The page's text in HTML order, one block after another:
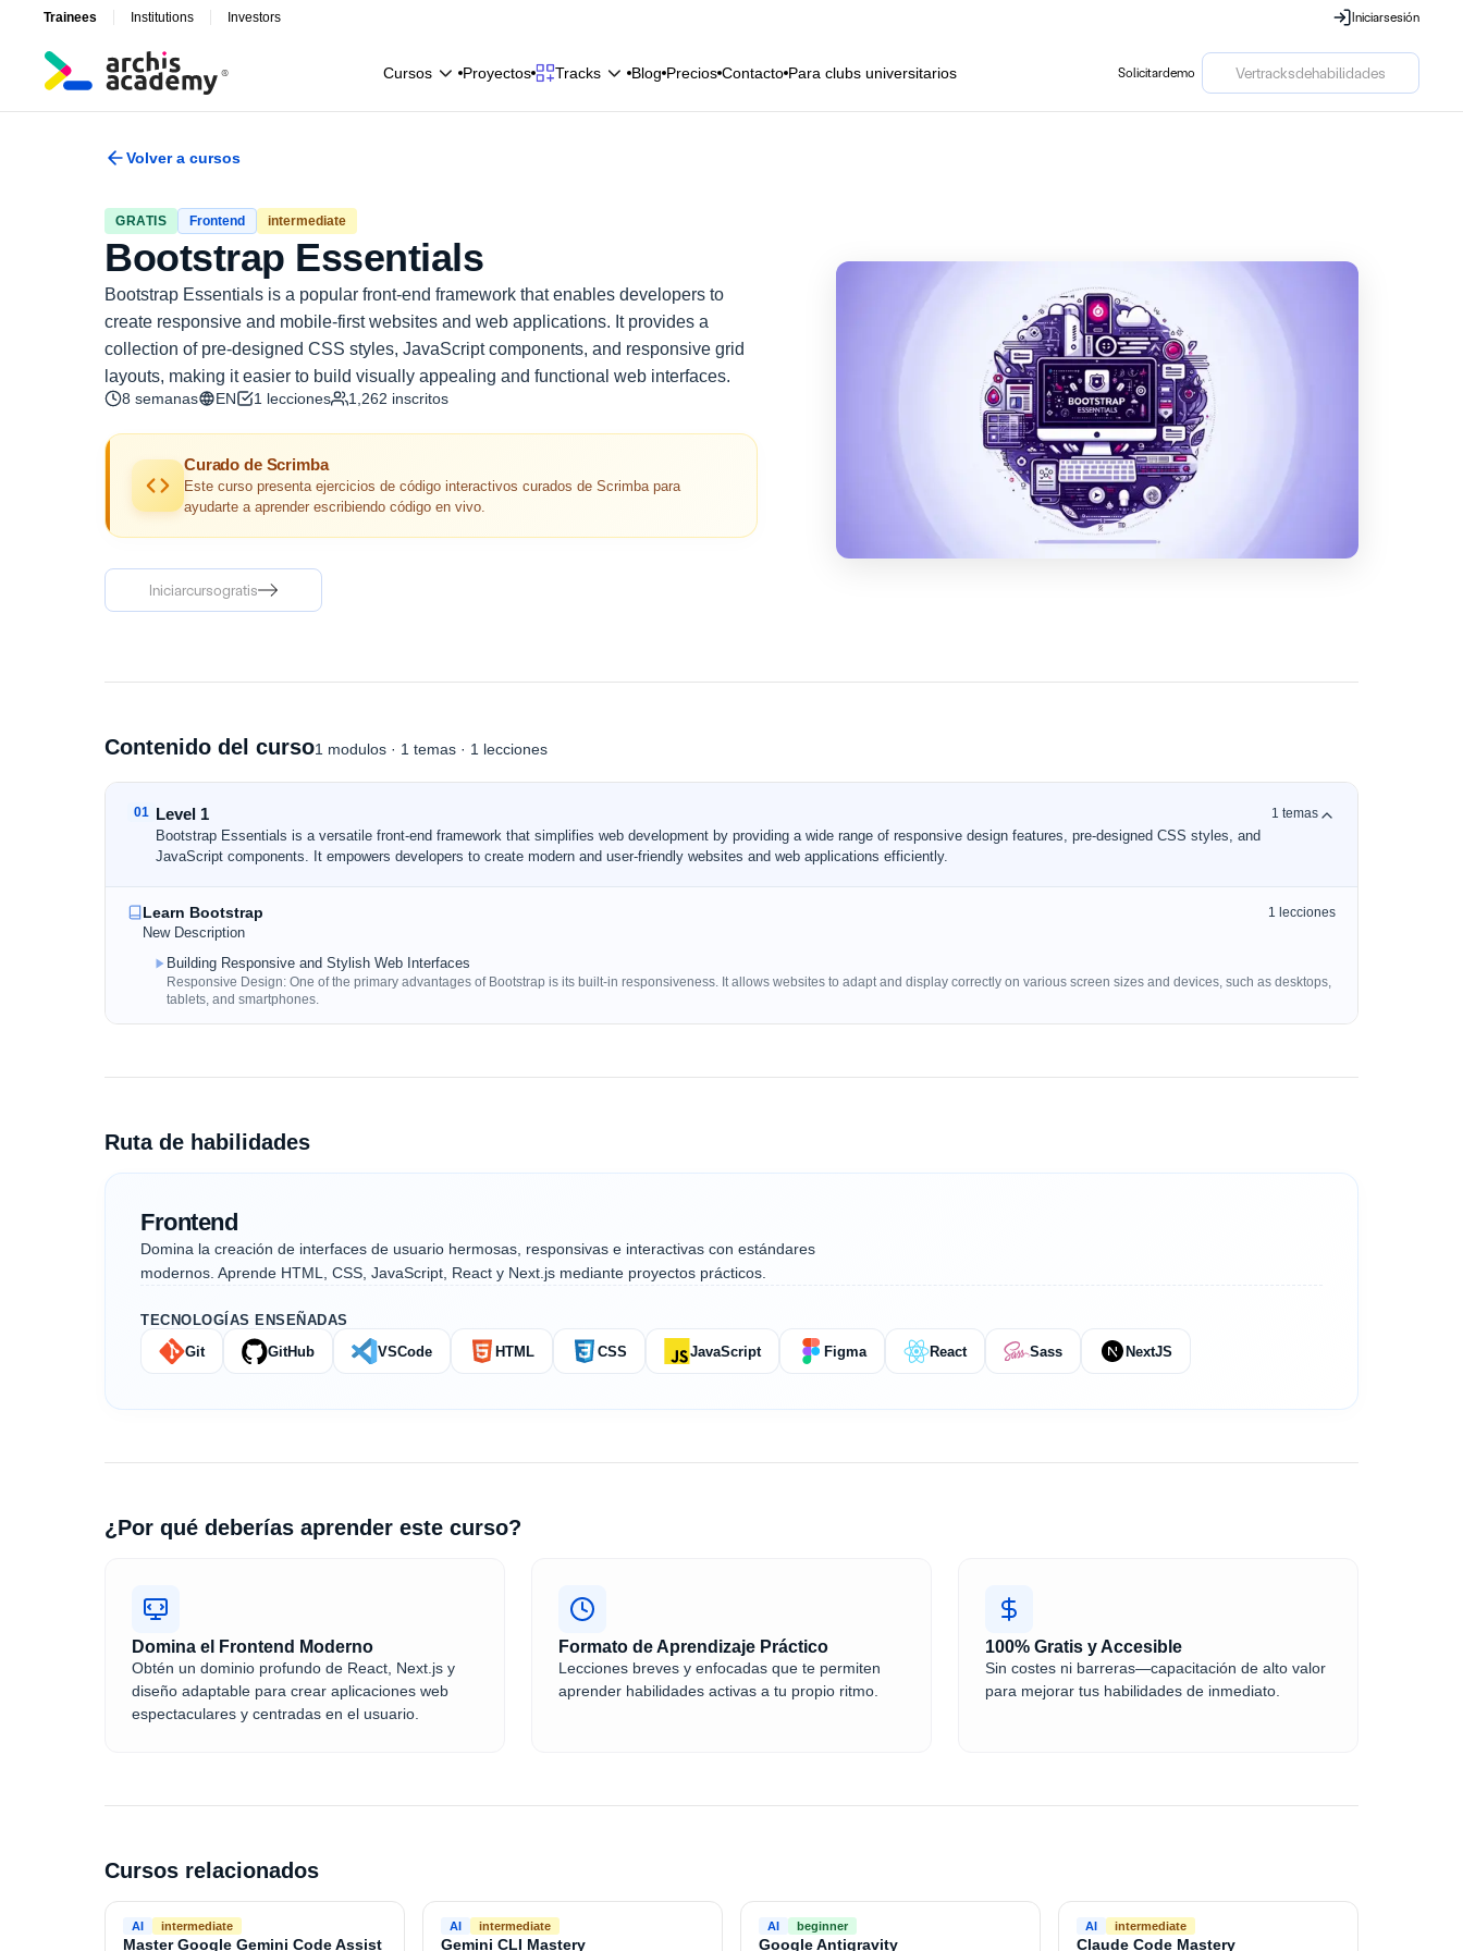
Trainees Institutions Investors Iniciarsesión
Cursos
Proyectos
Tracks Blog Precios Contacto Para clubs universitarios
Solicitardemo
Vertracksdehabilidades
Vertracksdehabilidades
Volver a cursos
GRATIS Frontend intermediate
Bootstrap Essentials
Bootstrap Essentials is a popular front-end framework that enables developers to
create responsive and mobile-first websites and web applications. It provides a
collection of pre-designed CSS styles, JavaScript components, and responsive grid
layouts, making it easier to build visually appealing and functional web interfaces.
8 semanas EN 1 lecciones 1,262 inscritos
Curado de Scrimba
Este curso presenta ejercicios de código interactivos curados de Scrimba para
ayudarte a aprender escribiendo código en vivo.
Iniciarcursogratis
Iniciarcursogratis
Contenido del curso1 modulos · 1 temas · 1 lecciones
01 Level 1
Bootstrap Essentials is a versatile front-end framework that simplifies web development by providing a wide range of responsive design features, pre-designed CSS styles, and
JavaScript components. It empowers developers to create modern and user-friendly websites and web applications efficiently.
1 temas
Learn Bootstrap
New Description
1 lecciones
Building Responsive and Stylish Web Interfaces
Responsive Design: One of the primary advantages of Bootstrap is its built-in responsiveness. It allows websites to adapt and display correctly on various screen sizes and devices, such as desktops,
tablets, and smartphones.
Ruta de habilidades
Frontend
Domina la creación de interfaces de usuario hermosas, responsivas e interactivas con estándares
modernos. Aprende HTML, CSS, JavaScript, React y Next.js mediante proyectos prácticos.
TECNOLOGÍAS ENSEÑADAS
Git
GitHub VSCode HTML CSS JavaScript Figma React Sass NextJS
¿Por qué deberías aprender este curso?
Domina el Frontend Moderno
Obtén un dominio profundo de React, Next.js y
diseño adaptable para crear aplicaciones web
espectaculares y centradas en el usuario.
Formato de Aprendizaje Práctico
Lecciones breves y enfocadas que te permiten
aprender habilidades activas a tu propio ritmo.
100% Gratis y Accesible
Sin costes ni barreras—capacitación de alto valor
para mejorar tus habilidades de inmediato.
Cursos relacionados
AI intermediate
Master Google Gemini Code Assist
AI intermediate
Gemini CLI Mastery
AI beginner
Google Antigravity
AI intermediate
Claude Code Mastery